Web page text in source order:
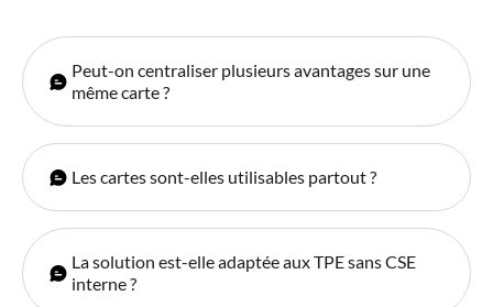
Peut-on centraliser plusieurs avantages sur une
même carte ?
Les cartes sont-elles utilisables partout ?
La solution est-elle adaptée aux TPE sans CSE
interne ?